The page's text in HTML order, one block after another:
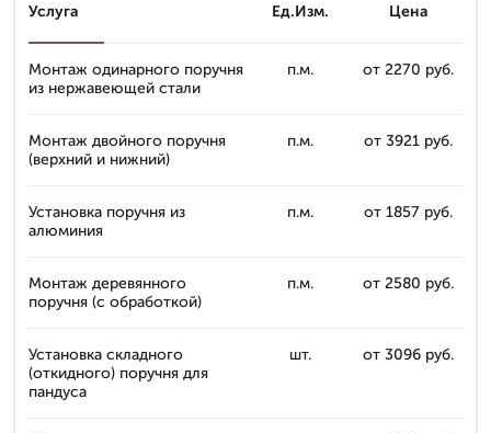
Услуга Ед.Изм. Цена
Монтаж одинарного поручня
из нержавеющей стали
п.м. от 2270 руб.
Монтаж двойного поручня
(верхний и нижний)
п.м. от 3921 руб.
Установка поручня из
алюминия
п.м. от 1857 руб.
Монтаж деревянного
поручня (с обработкой)
п.м. от 2580 руб.
Установка складного
(откидного) поручня для
пандуса
шт. от 3096 руб.